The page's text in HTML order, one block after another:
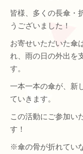
皆様、多くの長傘・
うございました！
お寄せいただいた傘
れ、雨の日の外出を
す。
一本一本の傘が、新
ていきます。
この活動にご参加い
す！
※傘の骨が折れてい